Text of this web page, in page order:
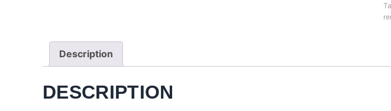
Description
DESCRIPTION